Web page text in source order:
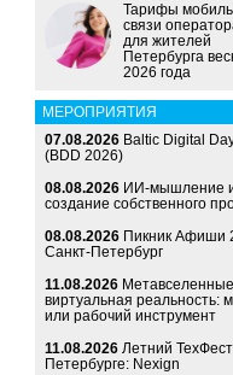
Тарифы
связи
для жителей
Петербурга
2026 года
МЕРОПРИЯТИЯ
07.08.2026 Baltic Digital
(BDD 2026)
08.08.2026 ИИ-мышление
создание собственного
08.08.2026 Пикник Афиши
Санкт-Петербург
11.08.2026
виртуальная реальность:
или рабочий инструмент
11.08.2026 Летний
Петербурге: Nexign